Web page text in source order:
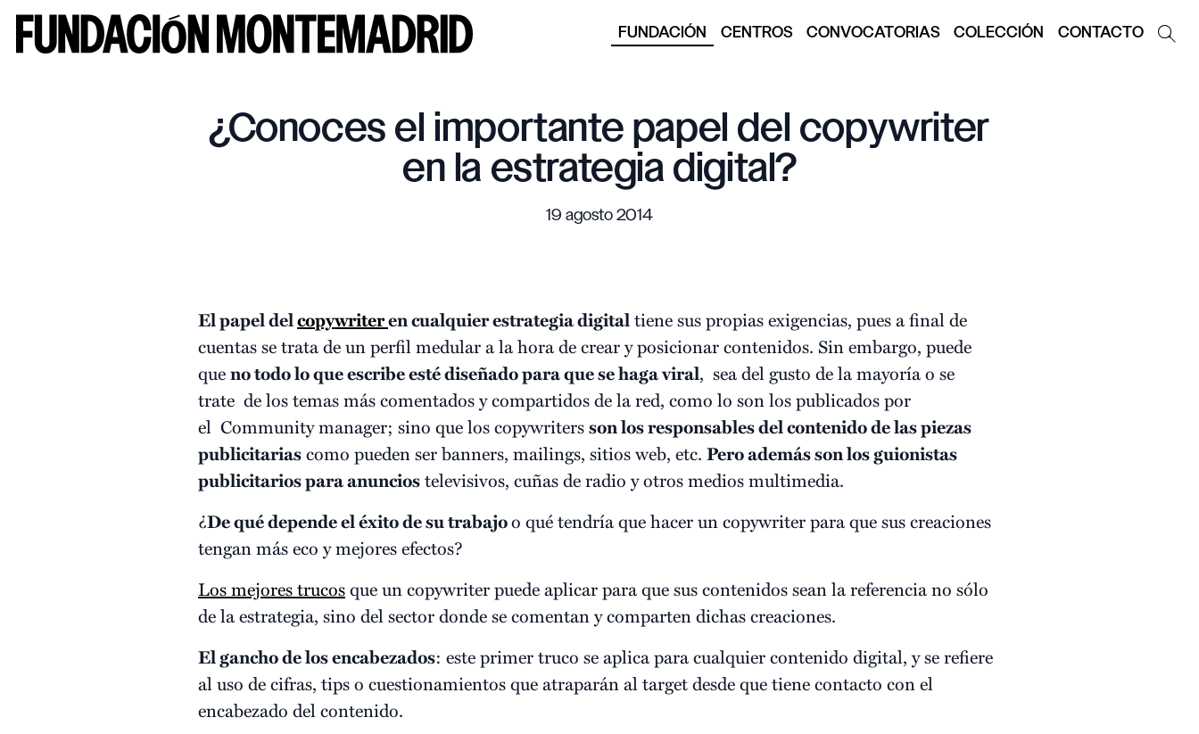
FUNDACIÓN CENTROS CONVOCATORIAS COLECCIÓN CONTACTO
¿Conoces el importante papel del copywriter
en la estrategia digital?
19 agosto 2014
El papel delcopywriteren cualquierestrategia digitaltiene sus propias exigencias, pues a final de
cuentas se trata de un perfil medular a la hora de crear y posicionar contenidos. Sin embargo, puede
queno todo lo que escribe esté diseñado para que se haga viral, sea del gusto de la mayoría o se
trate de los temas más comentados y compartidos de la red, como lo son los publicados por
el Community manager; sino que los copywritersson los responsables del contenido de las piezas
publicitariascomo pueden ser banners, mailings, sitios web, etc. Pero además son los guionistas
publicitarios para anunciostelevisivos, cuñas de radio y otros medios multimedia.
¿De qué depende el éxito de su trabajoo qué tendría que hacer un copywriter para que sus creaciones
tengan más eco y mejores efectos?
Los mejores trucosque un copywriter puede aplicar para que sus contenidos sean la referencia no sólo
de la estrategia, sino del sector donde se comentan y comparten dichas creaciones.
El gancho de los encabezados: este primer truco se aplica para cualquier contenido digital, y se refiere
al uso de cifras, tips o cuestionamientos que atraparán al target desde que tiene contacto con el
encabezado del contenido.